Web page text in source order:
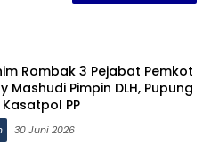
Rombak 3 Pejabat Pemkot
Mashudi Pimpin DLH, Pupung
PP
30 Juni 2026